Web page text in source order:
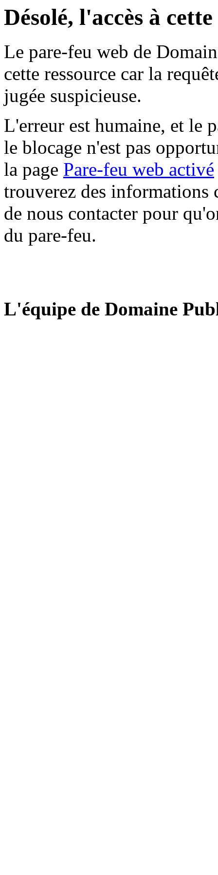
Désolé, l'accès à
Le pare-feu web de
cette ressource car la
jugée suspicieuse.
L'erreur est humaine, et le
le blocage n'est pas
la page Pare-feu web activé
trouverez des informations
de nous contacter pour
du pare-feu.
L'équipe de Domaine